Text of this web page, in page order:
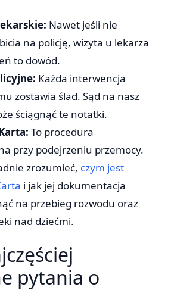
Nawet jeśli nie
na policję, wizyta u lekarza
to dowód.
Każda interwencja
zostawia ślad. Sąd na nasz
ściągnąć te notatki.
To procedura
przy podejrzeniu przemocy.
zrozumieć, czym jest
i jak jej dokumentacja
na przebieg rozwodu oraz
nad dziećmi.
pytania o